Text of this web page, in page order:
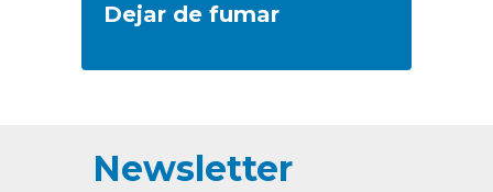
Dejar de fumar
Newsletter